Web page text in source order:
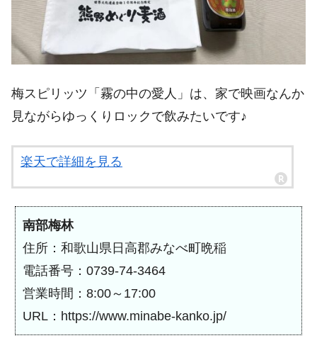
梅スピリッツ「霧の中の愛人」は、家で映画なんか
見ながらゆっくりロックで飲みたいです♪
楽天で詳細を見る
南部梅林
住所：和歌山県日高郡みなべ町晩稲
電話番号：0739-74-3464
営業時間：8:00～17:00
URL：https://www.minabe-kanko.jp/